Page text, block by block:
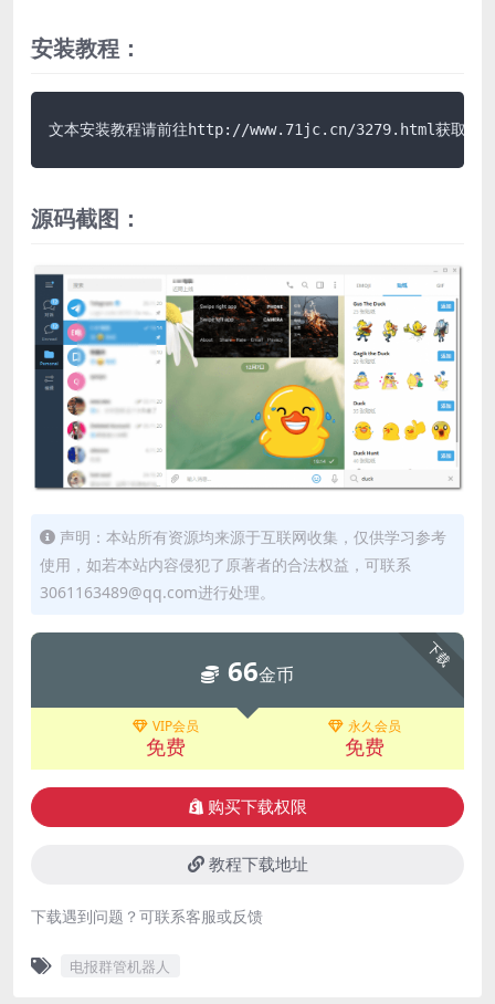
安装教程：
文本安装教程请前往http://www.71jc.cn/3279.html获取说
源码截图：
声明：本站所有资源均来源于互联网收集，仅供学习参考
使用，如若本站内容侵犯了原著者的合法权益，可联系
3061163489@qq.com进行处理。
下载
66金币
VIP会员
免费
永久会员
免费
购买下载权限
教程下载地址
下载遇到问题？可联系客服或反馈
电报群管机器人